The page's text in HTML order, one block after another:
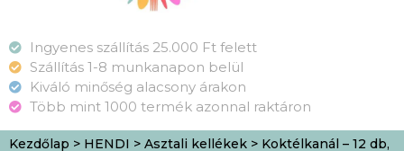
Ingyenes szállítás 25.000 Ft felett
Szállítás 1-8 munkanapon belül
Kiváló minőség alacsony árakon
Több mint 1000 termék azonnal raktáron
Kezdőlap > HENDI > Asztali kellékek > Koktélkanál – 12 db,